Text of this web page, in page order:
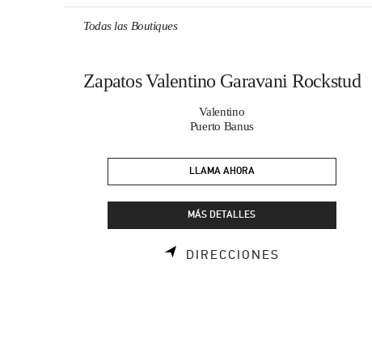
Todas las Boutiques
Zapatos Valentino Garavani Rockstud
Valentino
Puerto Banus
LLAMA AHORA
MÁS DETALLES
DIRECCIONES